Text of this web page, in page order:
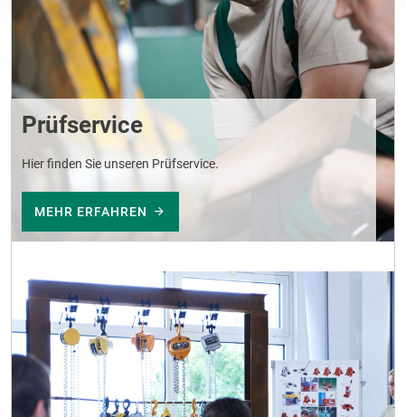
Prüfservice
Hier finden Sie unseren Prüfservice.
MEHR ERFAHREN